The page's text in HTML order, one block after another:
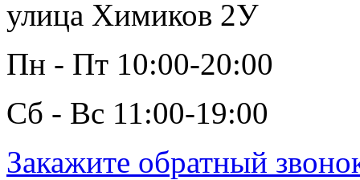
улица Химиков 2У
Пн - Пт 10:00-20:00
Сб - Вс 11:00-19:00
Закажите обратный